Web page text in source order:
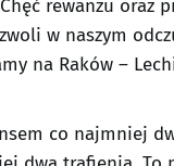
rewanżu oraz
w naszym
na Raków –
co najmniej